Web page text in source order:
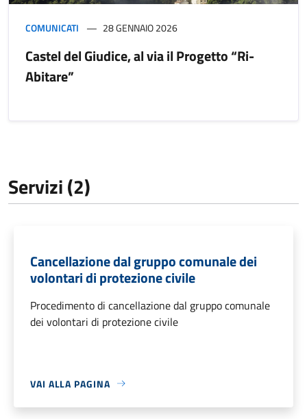
COMUNICATI 28 GENNAIO 2026
Castel del Giudice, al via il Progetto “Ri-
Abitare”
Servizi (2)
Cancellazione dal gruppo comunale dei
volontari di protezione civile
Procedimento di cancellazione dal gruppo comunale
dei volontari di protezione civile
VAI ALLA PAGINA